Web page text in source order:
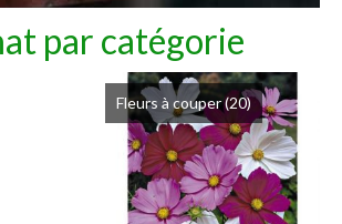
par catégorie
Fleurs à couper(20)